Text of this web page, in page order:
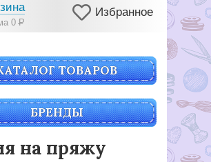
0Р
Избранное
ТОВАРОВ
БРЕНДЫ
на пряжу